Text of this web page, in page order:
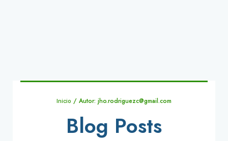
Inicio / Autor: jho.rodriguezc@gmail.com
Blog Posts